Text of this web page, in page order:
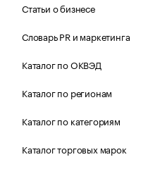
Статьи о бизнесе
Словарь PR и маркетинга
Каталог по ОКВЭД
Каталог по регионам
Каталог по категориям
Каталог торговых марок